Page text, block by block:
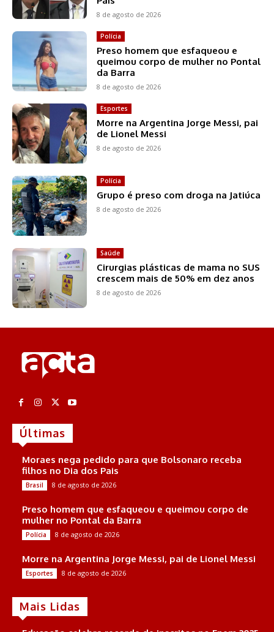
8 de agosto de 2026
Polícia
Preso homem que esfaqueou e
queimou corpo de mulher no Pontal
da Barra
8 de agosto de 2026
Esportes
Morre na Argentina Jorge Messi, pai
de Lionel Messi
8 de agosto de 2026
Polícia
Grupo é preso com droga na Jatiúca
8 de agosto de 2026
Saúde
Cirurgias plásticas de mama no SUS
crescem mais de 50% em dez anos
8 de agosto de 2026
Últimas
Moraes nega pedido para que Bolsonaro receba
filhos no Dia dos Pais
Brasil 8 de agosto de 2026
Preso homem que esfaqueou e queimou corpo de
mulher no Pontal da Barra
Polícia 8 de agosto de 2026
Morre na Argentina Jorge Messi, pai de Lionel Messi
Esportes 8 de agosto de 2026
Mais Lidas